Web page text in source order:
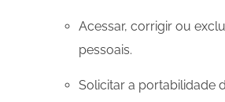
Acessar, corrigir ou
pessoais.
Solicitar a portabilidade